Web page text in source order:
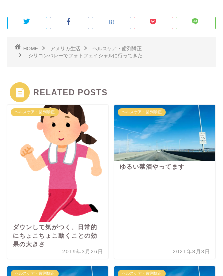
HOME アメリカ生活
ヘルスケア・歯列矯正
シリコンバレーでフォトフェイシャルに行ってきた
RELATED POSTS
ヘルスケア・歯列矯正
ダウンして気がつく、日常的
にちょこちょこ動くことの効
果の大きさ
2019年3月26日
ヘルスケア・歯列矯正
ゆるい禁酒やってます
2021年8月3日
ヘルスケア・歯列矯正 ヘルスケア・歯列矯正